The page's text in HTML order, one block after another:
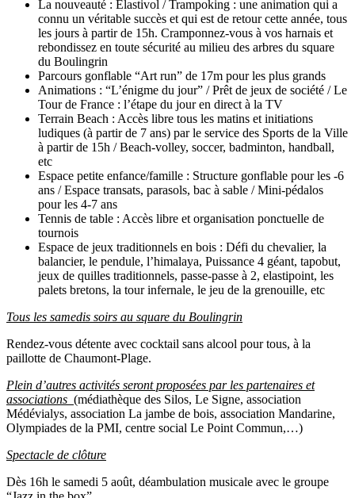
La nouveauté : Elastivol / Trampoking : une animation qui a
connu un véritable succès et qui est de retour cette année, tous
les jours à partir de 15h. Cramponnez-vous à vos harnais et
rebondissez en toute sécurité au milieu des arbres du square
du Boulingrin
Parcours gonflable “Art run” de 17m pour les plus grands
Animations : “L’énigme du jour” / Prêt de jeux de société / Le
Tour de France : l’étape du jour en direct à la TV
Terrain Beach : Accès libre tous les matins et initiations
ludiques (à partir de 7 ans) par le service des Sports de la Ville
à partir de 15h / Beach-volley, soccer, badminton, handball,
etc
Espace petite enfance/famille : Structure gonflable pour les -6
ans / Espace transats, parasols, bac à sable / Mini-pédalos
pour les 4-7 ans
Tennis de table : Accès libre et organisation ponctuelle de
tournois
Espace de jeux traditionnels en bois : Défi du chevalier, la
balancier, le pendule, l’himalaya, Puissance 4 géant, tapobut,
jeux de quilles traditionnels, passe-passe à 2, elastipoint, les
palets bretons, la tour infernale, le jeu de la grenouille, etc
Tous les samedis soirs au square du Boulingrin
Rendez-vous détente avec cocktail sans alcool pour tous, à la
paillotte de Chaumont-Plage.
Plein d’autres activités seront proposées par les partenaires et
associations (médiathèque des Silos, Le Signe, association
Médévialys, association La jambe de bois, association Mandarine,
Olympiades de la PMI, centre social Le Point Commun,…)
Spectacle de clôture
Dès 16h le samedi 5 août, déambulation musicale avec le groupe